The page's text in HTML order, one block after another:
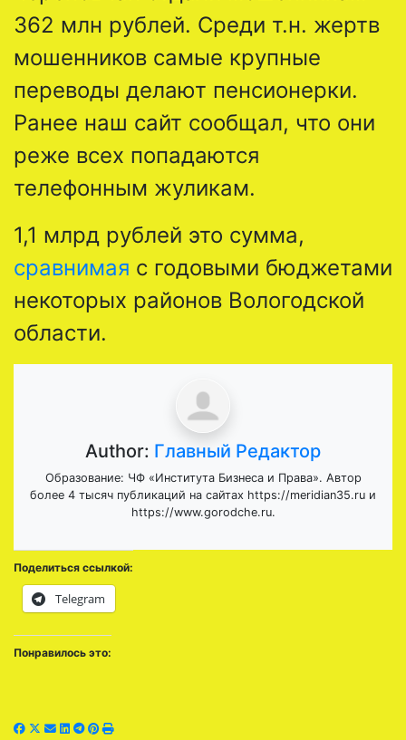
362 млн рублей. Среди т.н. жертв
мошенников самые крупные
переводы делают пенсионерки.
Ранее наш сайт сообщал, что они
реже всех попадаются
телефонным жуликам.
1,1 млрд рублей это сумма,
сравнимая с годовыми бюджетами
некоторых районов Вологодской
области.
Author: Главный Редактор
Образование: ЧФ «Института Бизнеса и Права». Автор
более 4 тысяч публикаций на сайтах https://meridian35.ru и
https://www.gorodche.ru.
Поделиться ссылкой:
Telegram
Понравилось это: